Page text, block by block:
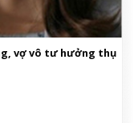
vợ vô tư hưởng thụ